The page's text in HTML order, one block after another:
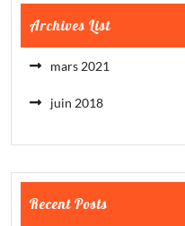
Archives List
mars 2021
juin 2018
Recent Posts